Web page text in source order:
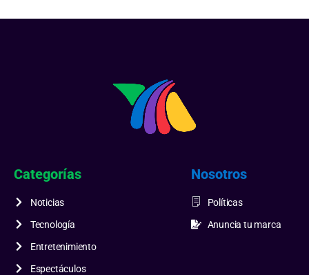
Categorías
Noticias
Tecnología
Entretenimiento
Espectáculos
Nosotros
Políticas
Anuncia tu marca